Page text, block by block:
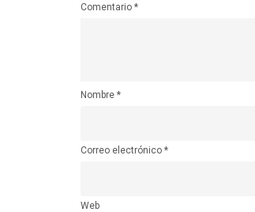
Comentario *
Nombre *
Correo electrónico *
Web